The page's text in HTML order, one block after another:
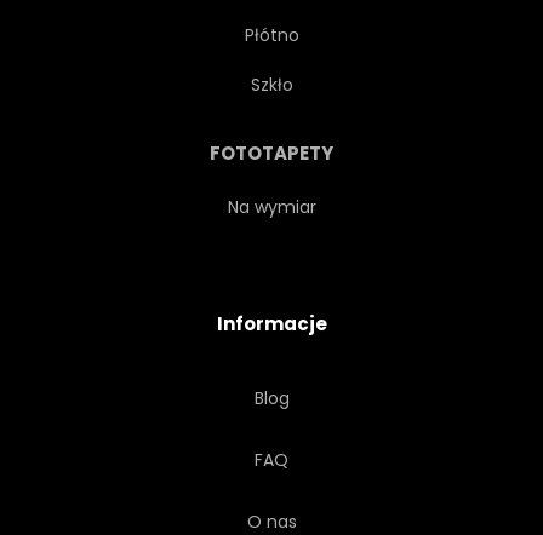
Płótno
Szkło
FOTOTAPETY
Na wymiar
Informacje
Blog
FAQ
O nas